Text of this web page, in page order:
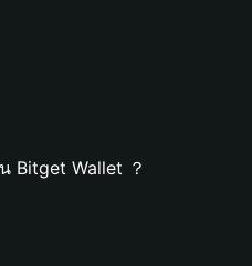
Bitget Wallet ？